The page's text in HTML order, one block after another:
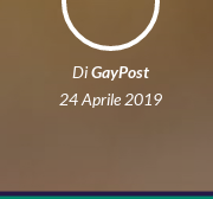
DiGayPost
24 Aprile 2019